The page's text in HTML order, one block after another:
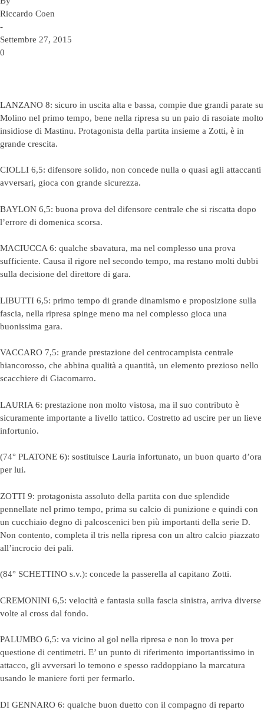
Riccardo Coen
-
Settembre 27, 2015
0
LANZANO 8: sicuro in uscita alta e bassa, compie due grandi parate su
Molino nel primo tempo, bene nella ripresa su un paio di rasoiate molto
insidiose di Mastinu. Protagonista della partita insieme a Zotti, è in
grande crescita.
CIOLLI 6,5: difensore solido, non concede nulla o quasi agli attaccanti
avversari, gioca con grande sicurezza.
BAYLON 6,5: buona prova del difensore centrale che si riscatta dopo
l’errore di domenica scorsa.
MACIUCCA 6: qualche sbavatura, ma nel complesso una prova
sufficiente. Causa il rigore nel secondo tempo, ma restano molti dubbi
sulla decisione del direttore di gara.
LIBUTTI 6,5: primo tempo di grande dinamismo e proposizione sulla
fascia, nella ripresa spinge meno ma nel complesso gioca una
buonissima gara.
VACCARO 7,5: grande prestazione del centrocampista centrale
biancorosso, che abbina qualità a quantità, un elemento prezioso nello
scacchiere di Giacomarro.
LAURIA 6: prestazione non molto vistosa, ma il suo contributo è
sicuramente importante a livello tattico. Costretto ad uscire per un lieve
infortunio.
(74° PLATONE 6): sostituisce Lauria infortunato, un buon quarto d’ora
per lui.
ZOTTI 9: protagonista assoluto della partita con due splendide
pennellate nel primo tempo, prima su calcio di punizione e quindi con
un cucchiaio degno di palcoscenici ben più importanti della serie D.
Non contento, completa il tris nella ripresa con un altro calcio piazzato
all’incrocio dei pali.
(84° SCHETTINO s.v.): concede la passerella al capitano Zotti.
CREMONINI 6,5: velocità e fantasia sulla fascia sinistra, arriva diverse
volte al cross dal fondo.
PALUMBO 6,5: va vicino al gol nella ripresa e non lo trova per
questione di centimetri. E’ un punto di riferimento importantissimo in
attacco, gli avversari lo temono e spesso raddoppiano la marcatura
usando le maniere forti per fermarlo.
DI GENNARO 6: qualche buon duetto con il compagno di reparto